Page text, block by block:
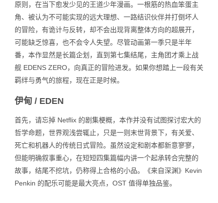
原则，在当下愈发少见的王道少年漫画。一根筋的热血笨蛋主
角、被认为不可能实现的远大理想、一路结识伙伴并打倒坏人
的冒险，有诡计与反转，却不会出现背离整体方向的超展开，
可能缺乏惊喜，也不会令人失望。尽管动画第一季只是半年
番，本作显然是长篇企划，直到第七集结尾，主角团才乘上战
舰 EDENS ZERO，向真正的冒险进发。如果你想踏上一段有关
羁绊与勇气的旅程，现在正是时候。
伊甸 / EDEN
首先，请忘掉 Netflix 的剧集梗概，本作并没有试图探讨宏大的
哲学命题，世界观浅尝辄止，只是一则末世背景下，有关爱、
死亡和机器人的传统日式冒险。虽然设定和剧本都新意寥寥，
但能明确叙事重心，在短短四集篇幅内讲一个起承转合完整的
故事，结尾不挖坑，仍称得上合格的小品。《来自深渊》Kevin
Penkin 的配乐可能是最大亮点，OST 值得单独品鉴。